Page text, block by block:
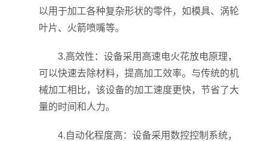
以用于加工各种复杂形状的零件，如模具、涡轮
叶片、火箭喷嘴等。
3.高效性：设备采用高速电火花放电原理，
可以快速去除材料，提高加工效率。与传统的机
械加工相比，该设备的加工速度更快，节省了大
量的时间和人力。
4.自动化程度高：设备采用数控控制系统，